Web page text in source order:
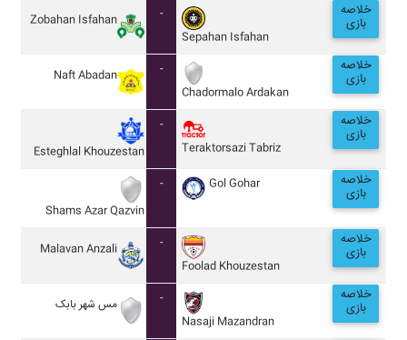
Zobahan Isfahan
-
Sepahan Isfahan
خلاصه
بازی
Naft Abadan
-
Chadormalo Ardakan
خلاصه
بازی
Esteghlal Khouzestan
-
Teraktorsazi Tabriz
خلاصه
بازی
Shams Azar Qazvin
- Gol Gohar خلاصه
بازی
Malavan Anzali
-
Foolad Khouzestan
خلاصه
بازی
مس شهر بابک
-
Nasaji Mazandran
خلاصه
بازی